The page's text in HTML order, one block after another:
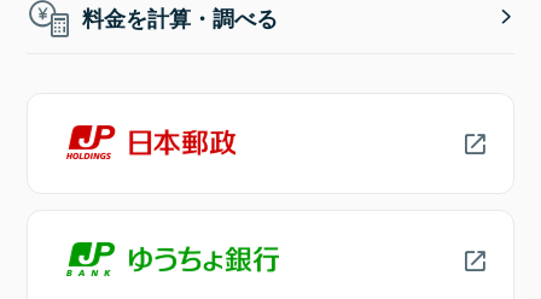
料金を計算・調べる